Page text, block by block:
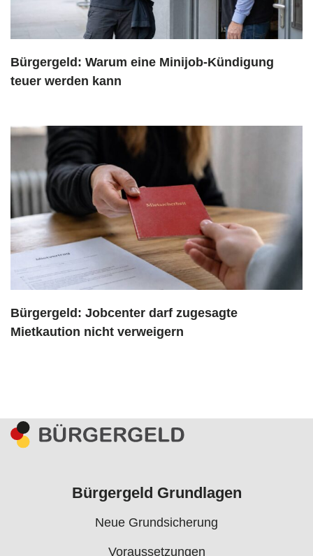
Bürgergeld: Warum eine Minijob-Kündigung
teuer werden kann
Bürgergeld: Jobcenter darf zugesagte
Mietkaution nicht verweigern
Bürgergeld Grundlagen
Neue Grundsicherung
Voraussetzungen